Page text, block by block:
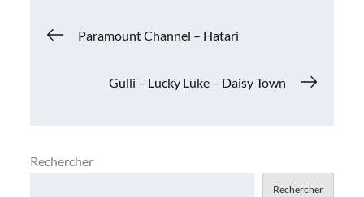
Navigation
Paramount Channel – Hatari
Gulli – Lucky Luke – Daisy Town
Rechercher
Rechercher